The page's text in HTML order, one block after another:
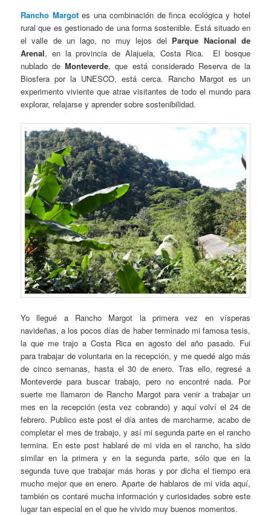
Rancho Margotes una combinación de finca ecológica y hotel
rural que es gestionado de una forma sostenible. Está situado en
el valle de un lago, no muy lejos del Parque Nacional de
Arenal, en la provincia de Alajuela, Costa Rica. El bosque
nublado deMonteverde, que está considerado Reserva de la
Biosfera por la UNESCO, está cerca. Rancho Margot es un
experimento viviente que atrae visitantes de todo el mundo para
explorar, relajarse y aprender sobre sostenibilidad.
Yo llegué a Rancho Margot la primera vez en vísperas
navideñas, a los pocos días de haber terminado mi famosa tesis,
la que me trajo a Costa Rica en agosto del año pasado. Fui
para trabajar de voluntaria en la recepción, y me quedé algo más
de cinco semanas, hasta el 30 de enero. Tras ello, regresé a
Monteverde para buscar trabajo, pero no encontré nada. Por
suerte me llamaron de Rancho Margot para venir a trabajar un
mes en la recepción (esta vez cobrando) y aquí volví el 24 de
febrero. Publico este post el día antes de marcharme, acabo de
completar el mes de trabajo, y así mi segunda parte en el rancho
termina. En este post hablaré de mi vida en el rancho, ha sido
similar en la primera y en la segunda parte, sólo que en la
segunda tuve que trabajar más horas y por dicha el tiempo era
mucho mejor que en enero. Aparte de hablaros de mi vida aquí,
también os contaré mucha información y curiosidades sobre este
lugar tan especial en el que he vivido muy buenos momentos.